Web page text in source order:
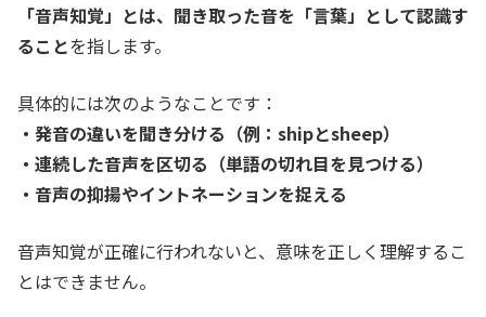
「音声知覚」とは、聞き取った音を「言葉」として認識す
ることを指します。
具体的には次のようなことです：
・発音の違いを聞き分ける（例：shipとsheep）
・連続した音声を区切る（単語の切れ目を見つける）
・音声の抑揚やイントネーションを捉える
音声知覚が正確に行われないと、意味を正しく理解するこ
とはできません。